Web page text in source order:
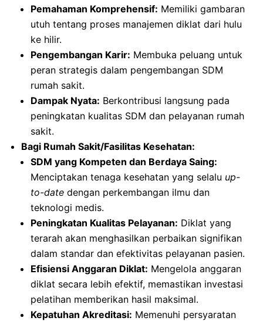
Pemahaman Komprehensif: Memiliki gambaran
utuh tentang proses manajemen diklat dari hulu
ke hilir.
Pengembangan Karir: Membuka peluang untuk
peran strategis dalam pengembangan SDM
rumah sakit.
Dampak Nyata: Berkontribusi langsung pada
peningkatan kualitas SDM dan pelayanan rumah
sakit.
Bagi Rumah Sakit/Fasilitas Kesehatan:
SDM yang Kompeten dan Berdaya Saing:
Menciptakan tenaga kesehatan yang selalu up-
to-date dengan perkembangan ilmu dan
teknologi medis.
Peningkatan Kualitas Pelayanan: Diklat yang
terarah akan menghasilkan perbaikan signifikan
dalam standar dan efektivitas pelayanan pasien.
Efisiensi Anggaran Diklat: Mengelola anggaran
diklat secara lebih efektif, memastikan investasi
pelatihan memberikan hasil maksimal.
Kepatuhan Akreditasi: Memenuhi persyaratan